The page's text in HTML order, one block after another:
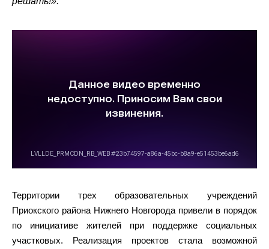
Территории трех образовательных учреждений
Приокского района Нижнего Новгорода привели в порядок
по инициативе жителей при поддержке социальных
участковых. Реализация проектов стала возможной